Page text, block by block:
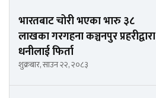
भारतबाट चोरी भएका भारु ३८
लाखका गरगहना कञ्चनपुर प्रहरीद्वारा
धनीलाई फिर्ता
शुक्रबार, साउन २२, २०८३